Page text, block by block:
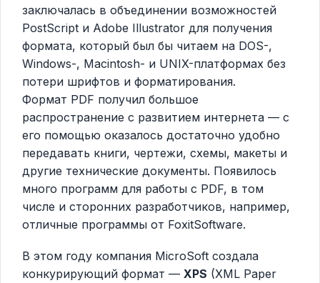
заключалась в объединении возможностей
PostScript и Adobe Illustrator для получения
формата, который был бы читаем на DOS-,
Windows-, Macintosh- и UNIX-платформах без
потери шрифтов и форматирования.
Формат PDF получил большое
распространение с развитием интернета — с
его помощью оказалось достаточно удобно
передавать книги, чертежи, схемы, макеты и
другие технические документы. Появилось
много программ для работы с PDF, в том
числе и сторонних разработчиков, например,
отличные программы от FoxitSoftware.
В этом году компания MicroSoft создала
конкурирующий формат — XPS (XML Paper